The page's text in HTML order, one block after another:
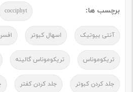
برچسب ها: cocciphyt
آنتی بیوتیک اسهال کبوتر
تریکوموناس تریکوموناس گالینه
جلد کردن کبوتر جلد کردن کفتر